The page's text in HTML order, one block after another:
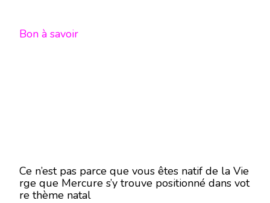
Bon à savoir
Ce n’est pas parce que vous êtes natif de la Vie
rge que Mercure s’y trouve positionné dans vot
re thème natal